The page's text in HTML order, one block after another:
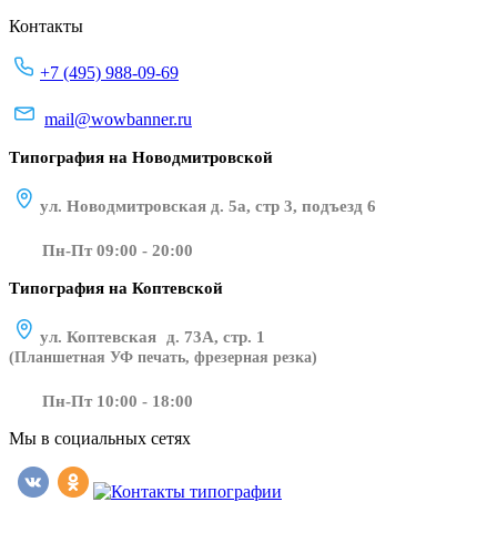
Контакты
+7 (495) 988-09-69
mail@wowbanner.ru
Типография на Новодмитровской
ул. Новодмитровская д. 5а, стр 3, подъезд 6
Пн-Пт 09:00 - 20:00
Типография на Коптевской
ул. Коптевская д. 73А, стр. 1
(Планшетная УФ печать, фрезерная резка)
Пн-Пт 10:00 - 18:00
Мы в социальных сетях